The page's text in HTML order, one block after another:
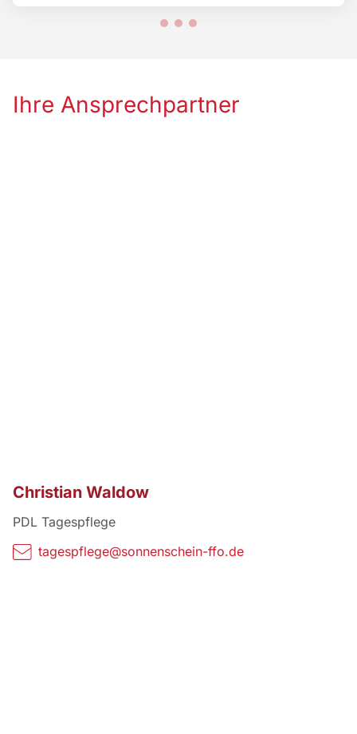
Ihre Ansprechpartner
Christian Waldow
PDL Tagespflege
tagespflege@sonnenschein-ffo.de